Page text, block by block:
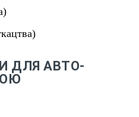
ДЛЯ АВТО-